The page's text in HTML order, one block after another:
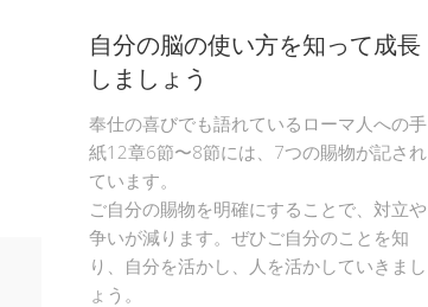
自分の脳の使い方を知って成長
しましょう
奉仕の喜びでも語れているローマ人への手
紙12章6節〜8節には、7つの賜物が記され
ています。
ご自分の賜物を明確にすることで、対立や
争いが減ります。ぜひご自分のことを知
り、自分を活かし、人を活かしていきまし
ょう。